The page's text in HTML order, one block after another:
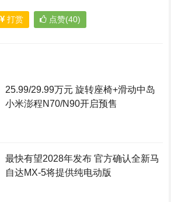
打赏 点赞(40)
25.99/29.99万元 旋转座椅+滑动中岛
小米澎程N70/N90开启预售
最快有望2028年发布 官方确认全新马
自达MX-5将提供纯电动版